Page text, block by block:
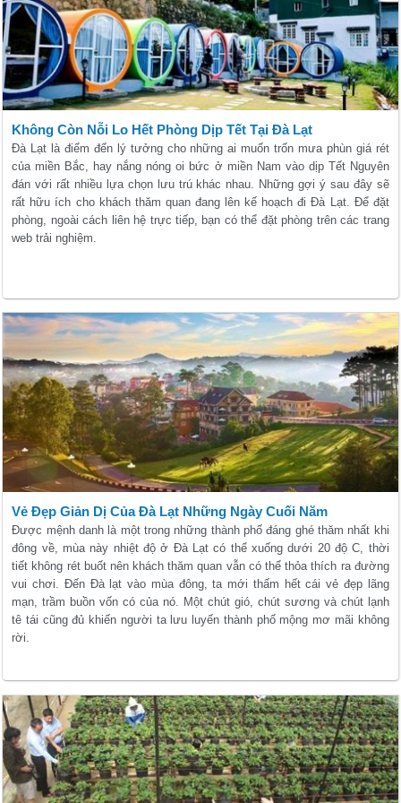
Không Còn Nỗi Lo Hết Phòng Dịp Tết Tại Đà Lạt
Đà Lạt là điểm đến lý tưởng cho những ai muốn trốn mưa phùn giá rét
của miền Bắc, hay nắng nóng oi bức ở miền Nam vào dịp Tết Nguyên
đán với rất nhiều lựa chọn lưu trú khác nhau. Những gợi ý sau đây sẽ
rất hữu ích cho khách thăm quan đang lên kế hoạch đi Đà Lạt. Để đặt
phòng, ngoài cách liên hệ trực tiếp, bạn có thể đặt phòng trên các trang
web trải nghiệm.
Vẻ Đẹp Giản Dị Của Đà Lạt Những Ngày Cuối Năm
Được mệnh danh là một trong những thành phố đáng ghé thăm nhất khi
đông về, mùa này nhiệt độ ở Đà Lạt có thể xuống dưới 20 độ C, thời
tiết không rét buốt nên khách thăm quan vẫn có thể thỏa thích ra đường
vui chơi. Đến Đà lạt vào mùa đông, ta mới thấm hết cái vẻ đẹp lãng
mạn, trầm buồn vốn có của nó. Một chút gió, chút sương và chút lạnh
tê tái cũng đủ khiến người ta lưu luyến thành phố mộng mơ mãi không
rời.